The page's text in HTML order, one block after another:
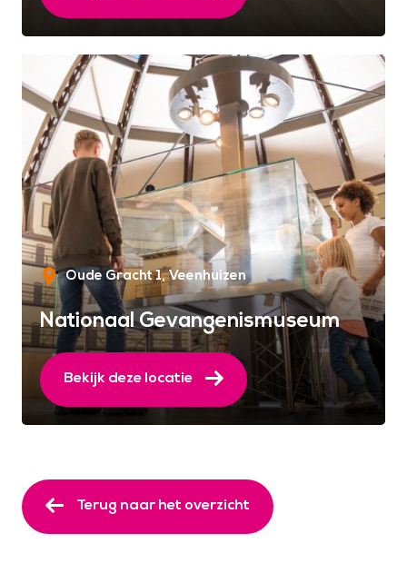
Oude Gracht 1 Veenhuizen
Nationaal Gevangenismuseum
Bekijk deze locatie
Terug naar het overzicht